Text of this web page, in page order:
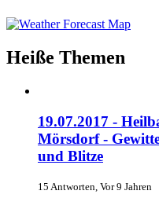
Heiße Themen
19.07.2017 -
Mörsdorf -
und Blitze
15 Antworten, Vor 9 Jahren